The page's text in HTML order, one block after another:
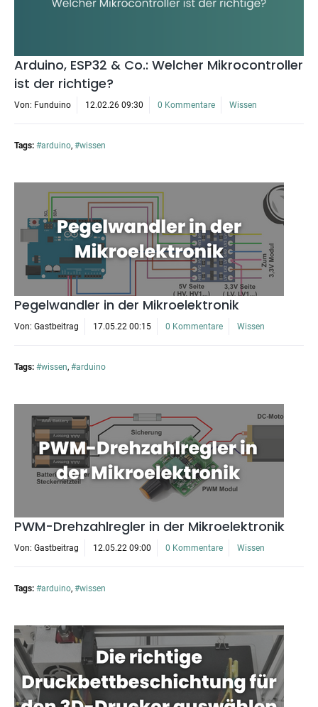
Arduino, ESP32 & Co.: Welcher Mikrocontroller
ist der richtige?
Von: Funduino 12.02.26 09:30 0 Kommentare Wissen
Tags: #arduino, #wissen
Pegelwandler in der Mikroelektronik
Von: Gastbeitrag 17.05.22 00:15 0 Kommentare Wissen
Tags: #wissen, #arduino
PWM-Drehzahlregler in der Mikroelektronik
Von: Gastbeitrag 12.05.22 09:00 0 Kommentare Wissen
Tags: #arduino, #wissen